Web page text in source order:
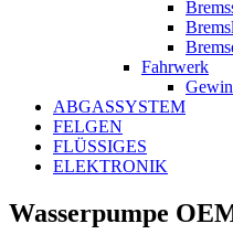
Fahrwerk
ABGASSYSTEM
FELGEN
FLÜSSIGES
ELEKTRONIK
Wasserpumpe